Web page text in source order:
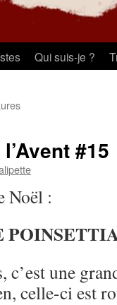
Qui suis-je ?
#15
Noël :
c’est une
celle-ci est